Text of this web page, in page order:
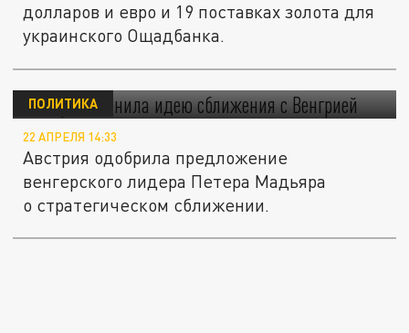
долларов и евро и 19 поставках золота для
украинского Ощадбанка.
Австрия оценила идею сближения
с Венгрией
ПОЛИТИКА
22 АПРЕЛЯ 14:33
Австрия одобрила предложение
венгерского лидера Петера Мадьяра
о стратегическом сближении.